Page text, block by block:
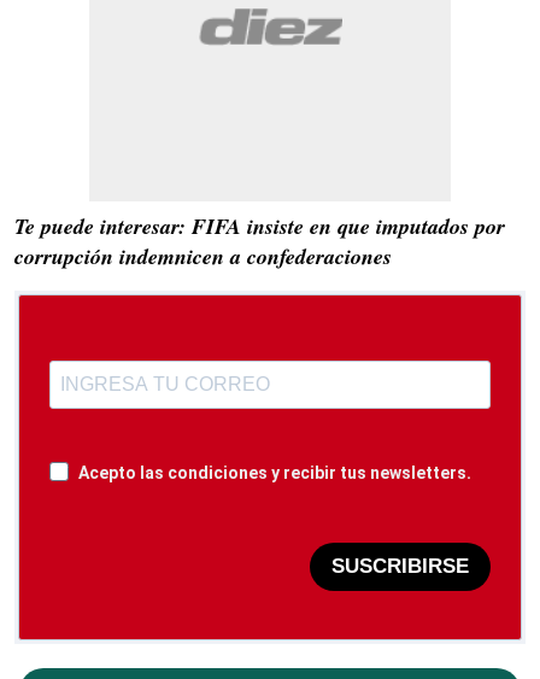
Te puede interesar: FIFA insiste en que imputados por
corrupción indemnicen a confederaciones
Acepto las condiciones y recibir tus newsletters.
SUSCRIBIRSE